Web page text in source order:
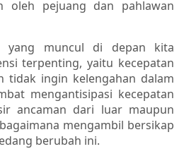
oleh pejuang dan pahlawan
yang muncul di depan kita
terpenting, yaitu kecepatan
tidak ingin kelengahan dalam
mengantisipasi kecepatan
ancaman dari luar maupun
mengambil bersikap
berubah ini.